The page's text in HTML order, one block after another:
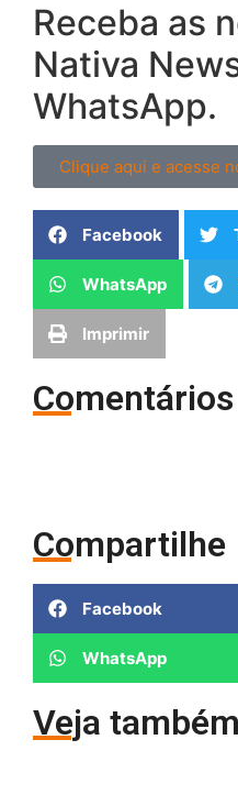
Receba as
Nativa
WhatsApp.
Clique aqui e acesse
Facebook
WhatsApp
Imprimir
Comentários
Compartilhe
Facebook
WhatsApp
Veja também